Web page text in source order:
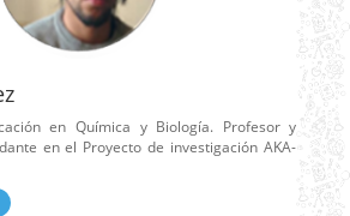
en Química y Biología. Profesor y
en el Proyecto de investigación AKA-